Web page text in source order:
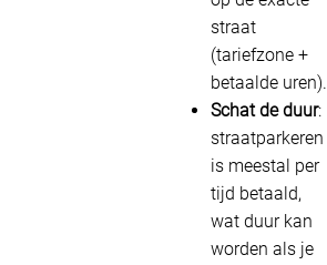
straat
(tariefzone +
betaalde uren).
Schat de duur:
straatparkeren
is meestal per
tijd betaald,
wat duur kan
worden als je